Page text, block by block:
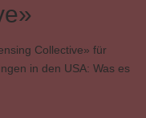
Collective» für
in den USA: Was es